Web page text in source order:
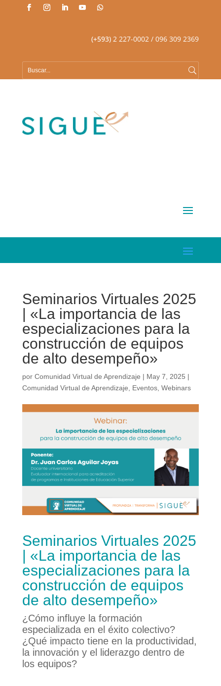
(+593)2 227-0002 / 096 309 2369
Seminarios Virtuales 2025
| «La importancia de las
especializaciones para la
construcción de equipos
de alto desempeño»
por Comunidad Virtual de Aprendizaje | May 7, 2025 |
Comunidad Virtual de Aprendizaje
Eventos, Webinars
Seminarios Virtuales 2025
| «La importancia de las
especializaciones para la
construcción de equipos
de alto desempeño»
¿Cómo influye la formación
especializada en el éxito colectivo?
¿Qué impacto tiene en la productividad,
la innovación y el liderazgo dentro de
los equipos?